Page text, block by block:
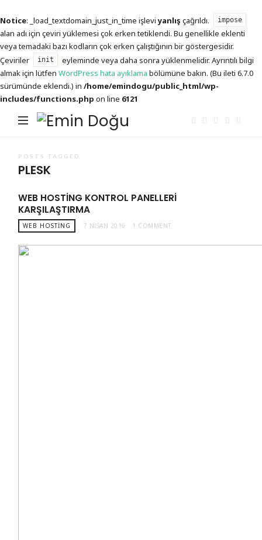
Notice: _load_textdomain_just_in_time işleviyanlış çağrıldı. impose
alan adı için çeviri yüklemesi çok erken tetiklendi. Bu genellikle eklenti
veya temadaki bazı kodların çok erken çalıştığının bir göstergesidir.
Çeviriler
init
eyleminde veya daha sonra yüklenmelidir. Ayrıntılı bilgi
almak için lütfen WordPress hata ayıklama bölümüne bakın. (Bu ileti 6.7.0
sürümünde eklendi.) in /home/emindogu/public_html/wp-
includes/functions.php on line 6121
POSTS TAGGED
PLESK
WEB HOSTING KONTROL PANELLERI
KARŞILAŞTIRMA
WEB HOSTING 7 NISAN 2016 1 COMMENT